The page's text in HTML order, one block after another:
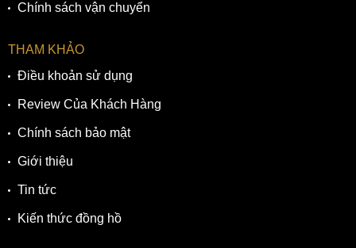
Chính sách vận chuyển
THAM KHẢO
Điều khoản sử dụng
Review Của Khách Hàng
Chính sách bảo mật
Giới thiệu
Tin tức
Kiến thức đồng hồ